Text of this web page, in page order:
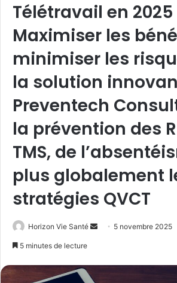
Télétravail en 2025
Maximiser les
minimiser les
la solution
Preventech
la prévention des
TMS, de
plus globalement
stratégies QVCT
Horizon Vie Santé
Envoyer5 novembre 2025
5 minutes de lecture